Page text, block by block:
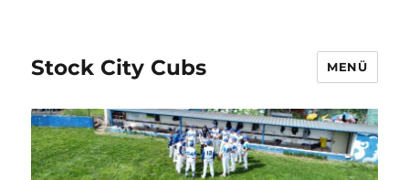
Stock City Cubs MENÜ